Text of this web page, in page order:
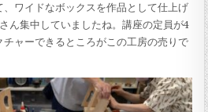
ワイドなボックスを作品として仕上げ
ん集中していましたね。講座の定員が4
ャーできるところがこの工房の売りで